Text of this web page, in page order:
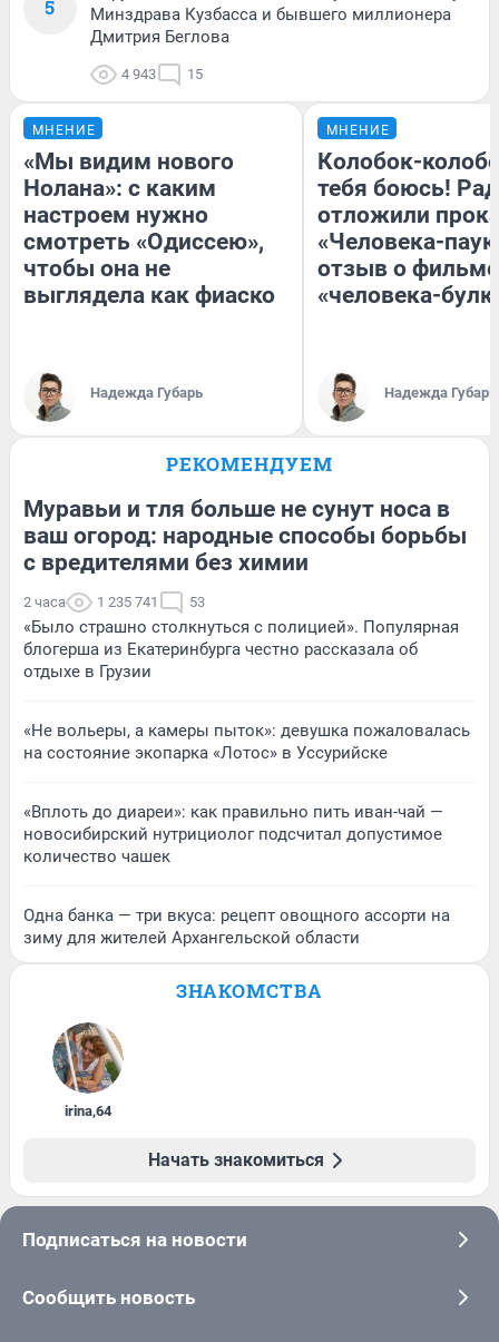
5
Минздрава Кузбасса и бывшего миллионера
Дмитрия Беглова
4 943 15
МНЕНИЕ
«Мы видим нового
Нолана»: с каким
настроем нужно
смотреть «Одиссею»,
чтобы она не
выглядела как фиаско
Надежда Губарь
МНЕНИЕ
Колобок-
тебя боюсь!
отложили
«Человека-
отзыв о
«человека-
Надежда Губарь
РЕКОМЕНДУЕМ
Муравьи и тля больше не сунут носа в
ваш огород: народные способы борьбы
с вредителями без химии
2 часа 1 235 741 53
«Было страшно столкнуться с полицией». Популярная
блогерша из Екатеринбурга честно рассказала об
отдыхе в Грузии
«Не вольеры, а камеры пыток»: девушка пожаловалась
на состояние экопарка «Лотос» в Уссурийске
«Вплоть до диареи»: как правильно пить иван-чай —
новосибирский нутрициолог подсчитал допустимое
количество чашек
Одна банка — три вкуса: рецепт овощного ассорти на
зиму для жителей Архангельской области
ЗНАКОМСТВА
irina,64
Начать знакомиться
Подписаться на новости
Сообщить новость